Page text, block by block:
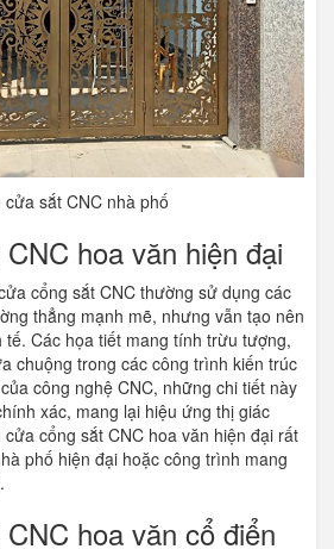
cửa sắt CNC nhà phố
hoa văn hiện đại
cổng sắt CNC thường sử dụng các
thẳng mạnh mẽ, nhưng vẫn tạo nên
tế. Các họa tiết mang tính trừu tượng,
chuộng trong các công trình kiến trúc
công nghệ CNC, những chi tiết này
xác, mang lại hiệu ứng thị giác
cổng sắt CNC hoa văn hiện đại rất
phố hiện đại hoặc công trình mang
hoa văn cổ điển